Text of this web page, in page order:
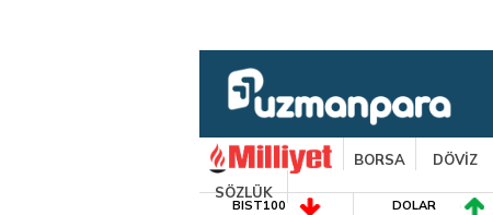
BORSA DÖVİZ
SÖZLÜK
BIST100 DOLAR